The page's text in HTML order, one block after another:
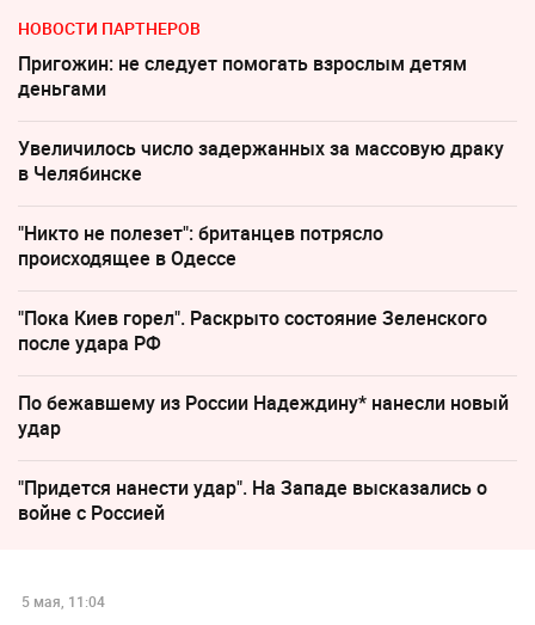
НОВОСТИ ПАРТНЕРОВ
Пригожин: не следует помогать взрослым детям
деньгами
Увеличилось число задержанных за массовую драку
в Челябинске
"Никто не полезет": британцев потрясло
происходящее в Одессе
"Пока Киев горел". Раскрыто состояние Зеленского
после удара РФ
По бежавшему из России Надеждину* нанесли новый
удар
"Придется нанести удар". На Западе высказались о
войне с Россией
5 мая, 11:04